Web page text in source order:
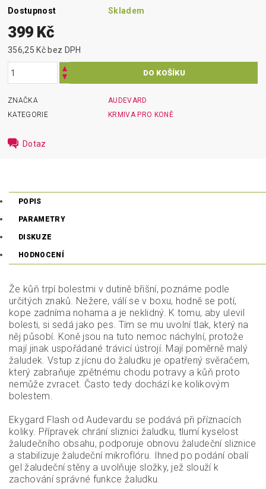
Dostupnost Skladem
399 Kč
356,25 Kč bez DPH
ZNAČKA
AUDEVARD
KATEGORIE
KRMIVA PRO KONĚ
Dotaz
POPIS
PARAMETRY
DISKUZE
HODNOCENÍ
Že kůň trpí bolestmi v dutině břišní, poznáme podle
určitých znaků. Nežere, válí se v boxu, hodně se potí,
kope zadníma nohama a je neklidný. K tomu, aby ulevil
bolesti, si sedá jako pes. Tím se mu uvolní tlak, který na
něj působí. Koně jsou na tuto nemoc náchylní, protože
mají jinak uspořádané trávicí ústrojí. Mají poměrně malý
žaludek. Vstup z jícnu do žaludku je opatřený svěračem,
který zabraňuje zpětnému chodu potravy a kůň proto
nemůže zvracet. Často tedy dochází ke kolikovým
bolestem.
Ekygard Flash od Audevardu se podává při příznacích
koliky. Přípravek chrání sliznici žaludku, tlumí kyselost
žaludečního obsahu, podporuje obnovu žaludeční sliznice
a stabilizuje žaludeční mikroflóru. Ihned po podání obalí
gel žaludeční stěny a uvolňuje složky, jež slouží k
zachování správné funkce žaludku.